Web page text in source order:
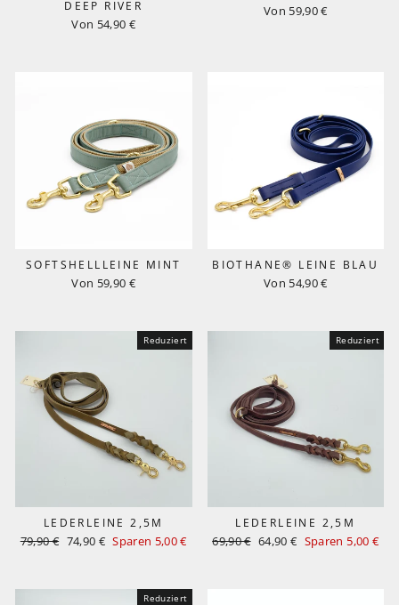
DEEP RIVER
Von 54,90 €
Von 59,90 €
SOFTSHELLLEINE MINT
Von 59,90 €
BIOTHANE® LEINE BLAU
Von 54,90 €
Reduziert
LEDERLEINE 2,5M
Normaler
79,90 € Sonderpreis
74,90 € Sparen 5,00 €
Reduziert
LEDERLEINE 2,5M
Normaler
69,90 € Sonderpreis
64,90 € Sparen 5,00 €
Reduziert